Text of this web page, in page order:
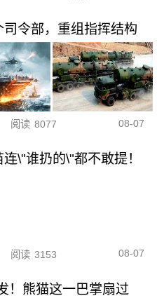
令部，重组指挥结构
阅读 8077 08-07
\"谁扔的\"都不敢提！
阅读 3153 08-07
！熊猫这一巴掌扇过